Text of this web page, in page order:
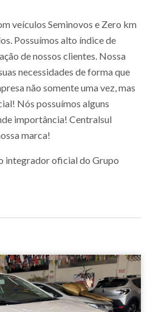
veículos Seminovos e Zero km
Possuímos alto índice de
de nossos clientes. Nossa
necessidades de forma que
não somente uma vez, mas
Nós possuímos alguns
importância! Centralsul
marca!
integrador oficial do Grupo